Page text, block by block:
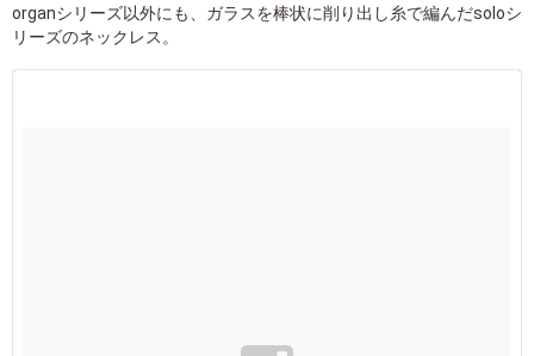
organシリーズ以外にも、ガラスを棒状に削り出し糸で編んだsoloシ
リーズのネックレス。